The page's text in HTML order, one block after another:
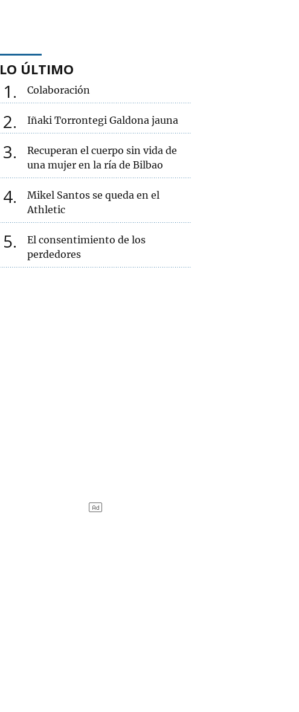
LO ÚLTIMO
1 Colaboración
2 Iñaki Torrontegi Galdona jauna
3
Recuperan el cuerpo sin vida de
una mujer en la ría de Bilbao
4
Mikel Santos se queda en el
Athletic
5
El consentimiento de los
perdedores